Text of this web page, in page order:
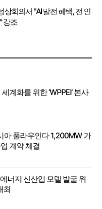
상회의서 "AI 발전 혜택, 전 인
강조
계화를 위한 ‘WPPEI’ 본사
아 풀라우인다 1,200MW 가
계약 체결
너지 신산업 모델 발굴 위
최